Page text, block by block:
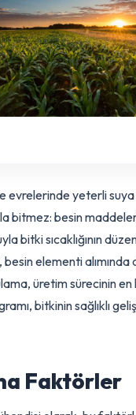
evrelerinde
bitmez: besin
yoluyla bitki
besin elementi
sulama, üretim